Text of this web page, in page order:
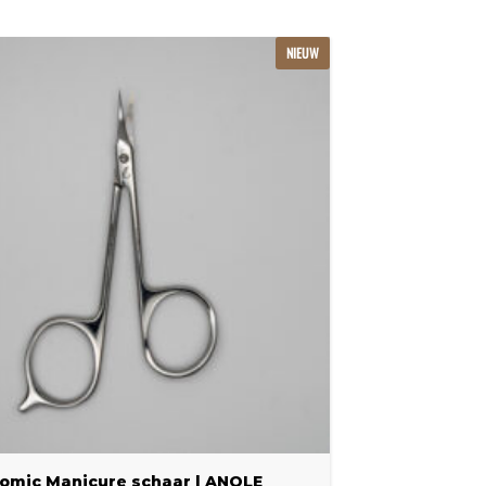
NIEUW
Manicure schaar | ANOLE